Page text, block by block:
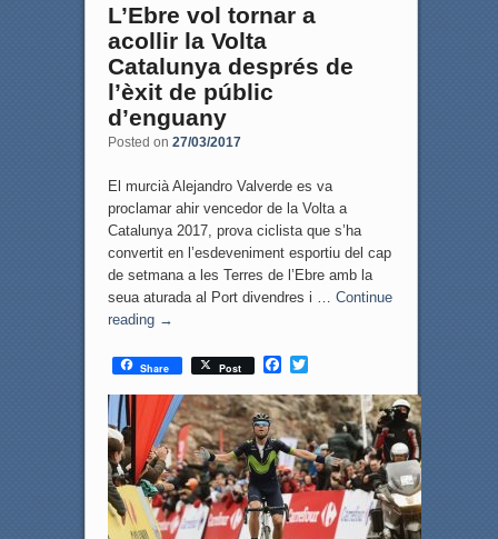
L’Ebre vol tornar a
acollir la Volta
Catalunya després de
l’èxit de públic
d’enguany
Posted on 27/03/2017
El murcià Alejandro Valverde es va
proclamar ahir vencedor de la Volta a
Catalunya 2017, prova ciclista que s’ha
convertit en l’esdeveniment esportiu del cap
de setmana a les Terres de l’Ebre amb la
seua aturada al Port divendres i … Continue
reading →
Share Post
F
c
e
b
o
o
k
T
i
t
t
e
r